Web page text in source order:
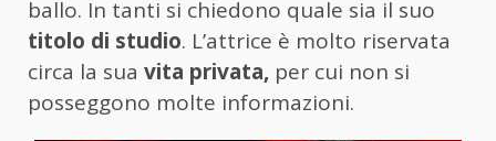
ballo. In tanti si chiedono quale sia il suo
titolo di studio. L’attrice è molto riservata
circa la sua vita privata, per cui non si
posseggono molte informazioni.